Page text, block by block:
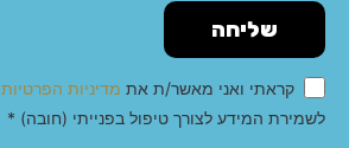
שליחה
קראתי ואני מאשר/ת את מדיניות הפרטיות
לשמירת המידע לצורך טיפול בפנייתי (חובה) *